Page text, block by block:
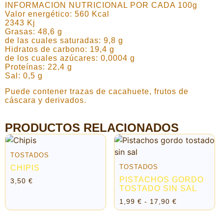
INFORMACION NUTRICIONAL POR CADA 100g
Valor energético: 560 Kcal
2343 Kj
Grasas: 48,6 g
de las cuales saturadas: 9,8 g
Hidratos de carbono: 19,4 g
de los cuales azúcares: 0,0004 g
Proteínas: 22,4 g
Sal: 0,5 g
Puede contener trazas de cacahuete, frutos de
cáscara y derivados.
PRODUCTOS RELACIONADOS
TOSTADOS
CHIPIS
3,50 €
TOSTADOS
PISTACHOS GORDO
TOSTADO SIN SAL
1,99 € - 17,90 €